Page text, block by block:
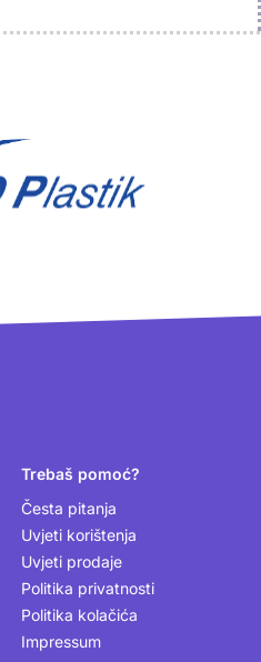
Trebaš pomoć?
Česta pitanja
Uvjeti korištenja
Uvjeti prodaje
Politika privatnosti
Politika kolačića
Impressum